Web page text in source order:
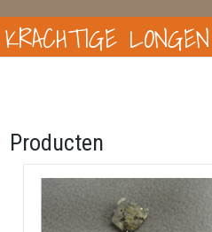
KRACHTIGE LONGEN
Producten